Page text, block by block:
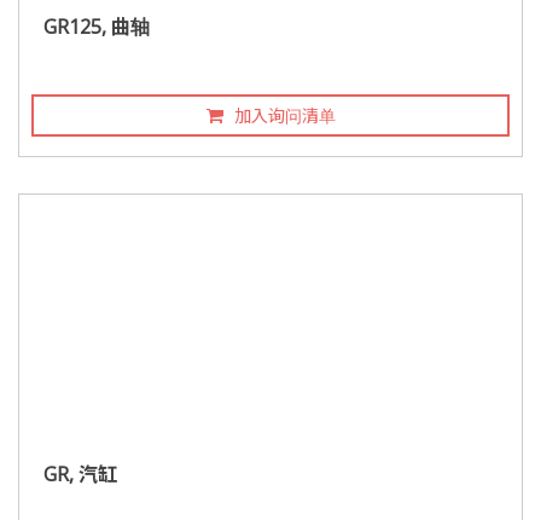
GR125, 曲轴
加入询问清单
GR, 汽缸